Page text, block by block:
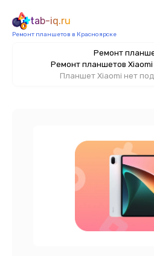
tab-iq.ru
Ремонт планшетов в Красноярске
Ремонт
Ремонт планшетов Xiaomi
Планшет Xiaomi нет